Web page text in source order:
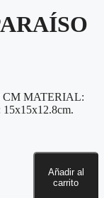
CM MATERIAL:
15x15x12.8cm.
Añadir al
carrito